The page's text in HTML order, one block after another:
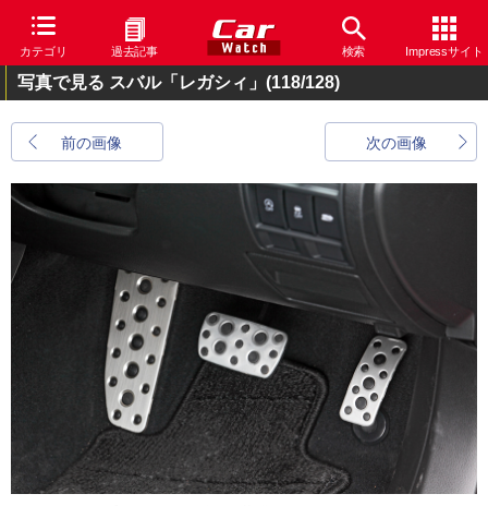
カテゴリ 過去記事 検索 Impressサイト
写真で見る スバル「レガシィ」 (118/128)
前の画像 次の画像